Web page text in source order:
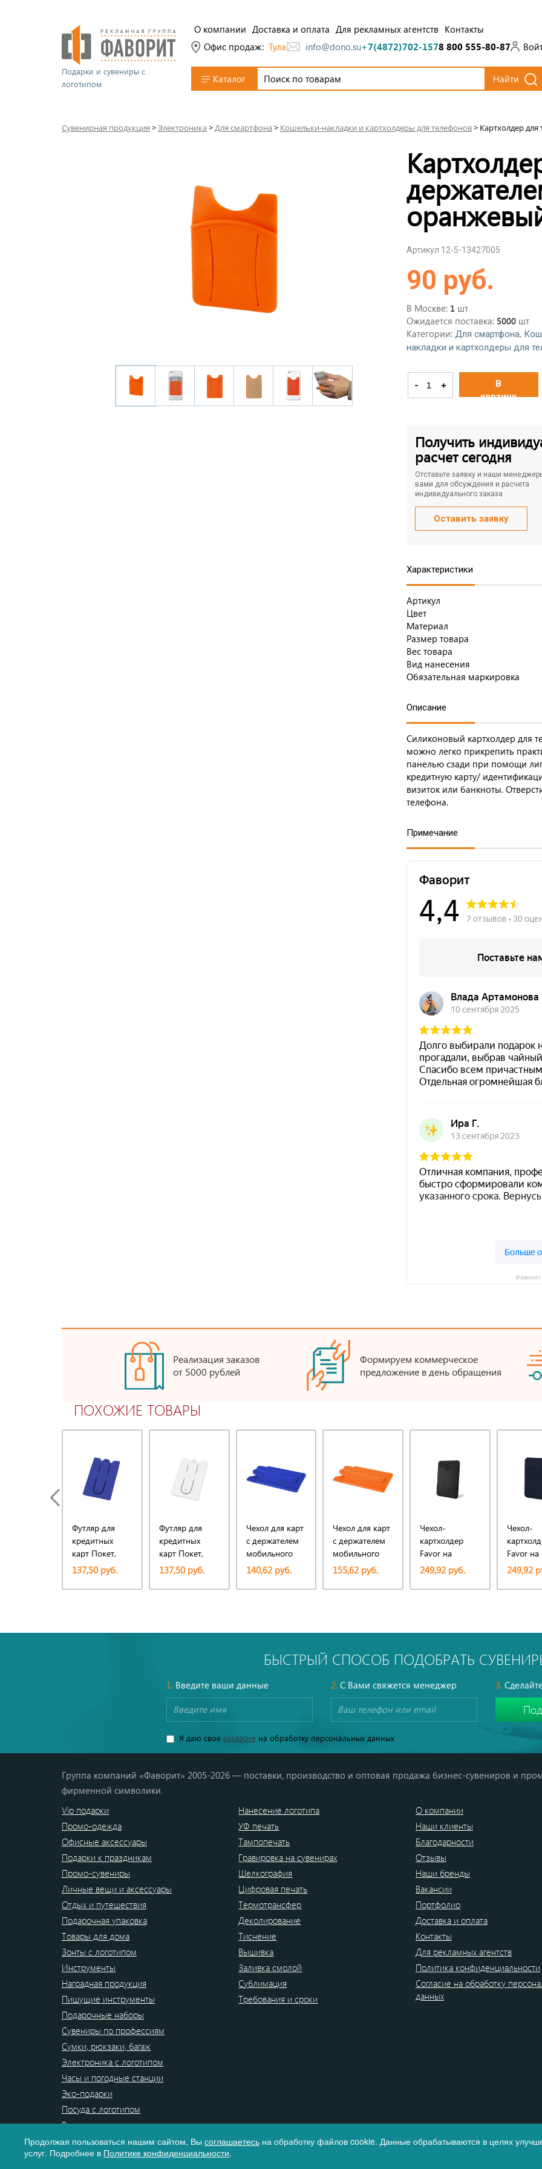
Подарки и сувениры с
логотипом
О компании Доставка и оплата Для рекламных агентств Контакты
Офис продаж: Тула info@dono.su+7(4872)702-1578 800 555-80-87
Каталог Найти
Сувенирная продукция >Электроника>Для смартфона> Кошельки-накладки и картхолдеры для телефонов> Картхолдер
Артикул 12-5-13427005
90 руб.
В Москве: 1 шт
Ожидается поставка: 5000 шт
Категории: Для смартфона,
накладки и картхолдеры для
- +
В
корзину
Получить
расчет сегодня
Отставьте заявку и наши
вами для обсуждения и расчета
индивидуального заказа
Оставить заявку
Характеристики
Артикул
Цвет
Материал
Размер товара
Вес товара
Вид нанесения
Обязательная маркировка
Описание
Силиконовый картхолдер для
можно легко прикрепить
панелью сзади при помощи
кредитную карту/
визиток или банкноты.
телефона.
Примечание
Фаворит
Реализация заказов
от 5000 рублей
Формируем коммерческое
предложение в день обращения
ПОХОЖИЕ ТОВАРЫ
Футляр для
кредитных
карт Покет,
синий
137,50 руб.
Футляр для
кредитных
карт Покет,
белый
137,50 руб.
Чехол для карт
с держателем
мобильного
140,62 руб.
Чехол для карт
с держателем
мобильного
155,62 руб.
Чехол-
картхолдер
Favor на
клеевой основе
на телефон для
пластиковых
249,92 руб.
Чехол-
Favor на
клеевой
на
249,92
БЫСТРЫЙ СПОСОБ ПОДОБРАТЬ
1.Введите ваши данные 2.С Вами свяжется менеджер 3.
Я даю свое согласиена обработку персональных данных
Группа компаний «Фаворит» 2005-2026 — поставки, производство и оптовая продажа бизнес-сувениров и
фирменной символики.
Vip подарки
Промо-одежда
Офисные аксессуары
Подарки к праздникам
Промо-сувениры
Личные вещи и аксессуары
Отдых и путешествия
Подарочная упаковка
Товары для дома
Зонты с логотипом
Инструменты
Наградная продукция
Пишущие инструменты
Подарочные наборы
Сувениры по профессиям
Сумки, рюкзаки, багаж
Электроника с логотипом
Часы и погодные станции
Эко-подарки
Посуда с логотипом
Распродажа
Нанесение логотипа
УФ печать
Тампопечать
Гравировка на сувенирах
Шелкография
Цифровая печать
Термотрансфер
Деколирование
Тиснение
Вышивка
Заливка смолой
Сублимация
Требования и сроки
О компании
Наши клиенты
Благодарности
Отзывы
Наши бренды
Вакансии
Портфолио
Доставка и оплата
Контакты
Для рекламных агентств
Политика конфиденциальности
Согласие на обработку
данных
Продолжая пользоваться нашим сайтом, Вы соглашаетесь на обработку файлов cookie. Данные обрабатываются в целях
услуг. Подробнее в Политике конфиденциальности.